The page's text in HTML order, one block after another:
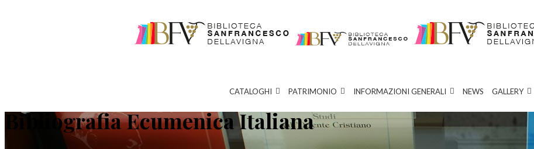
CATALOGHI PATRIMONIO INFORMAZIONI GENERALI NEWS GALLERY
Bibliografia Ecumenica Italiana